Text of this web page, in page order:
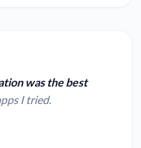
was the best
I tried.